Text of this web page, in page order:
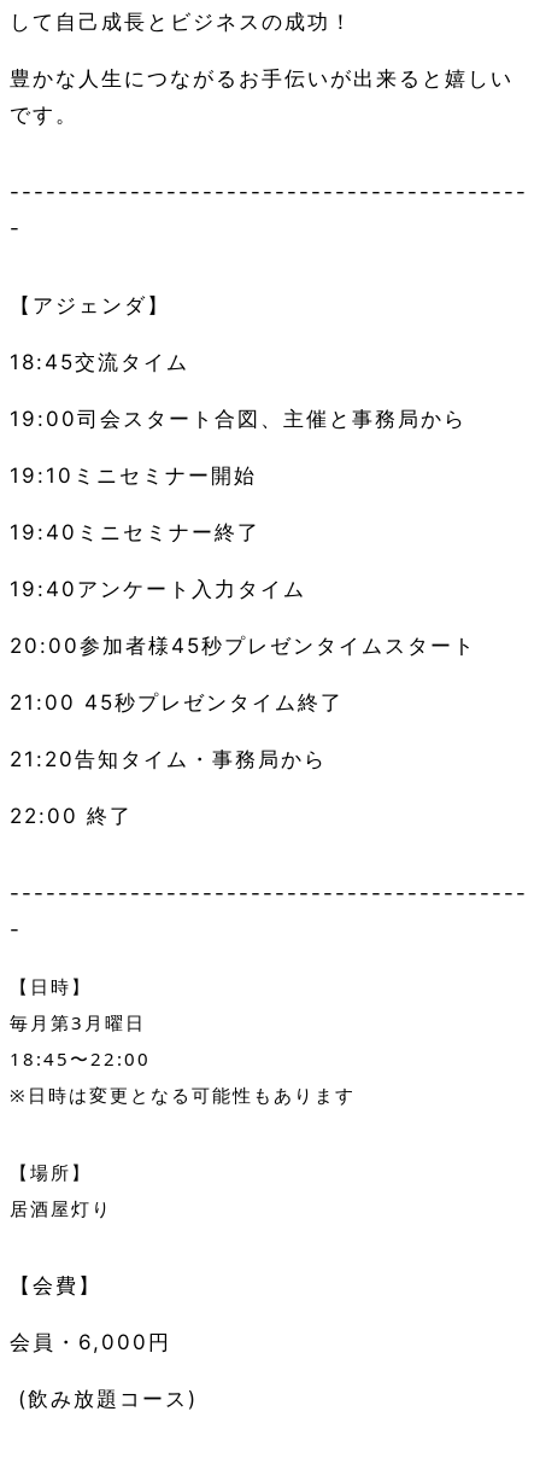
して自己成長とビジネスの成功！
豊かな人生につながるお手伝いが出来ると嬉しい
です。
-------------------------------------------
-
【アジェンダ】
18:45交流タイム
19:00司会スタート合図、主催と事務局から
19:10ミニセミナー開始
19:40ミニセミナー終了
19:40アンケート入力タイム
20:00参加者様45秒プレゼンタイムスタート
21:00 45秒プレゼンタイム終了
21:20告知タイム・事務局から
22:00 終了
-------------------------------------------
-
【日時】
毎月第3月曜日
18:45〜22:00
※日時は変更となる可能性もあります
【場所】
居酒屋灯り
【会費】
会員・6,000円
(飲み放題コース)